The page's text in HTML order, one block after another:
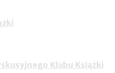
Klubu Książki